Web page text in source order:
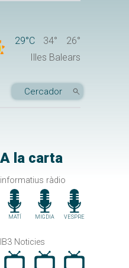
29°C 34°
26°
Illes Balears
A la carta
informatius ràdio
MATÍ MIGDIA VESPRE
IB3 Noticies